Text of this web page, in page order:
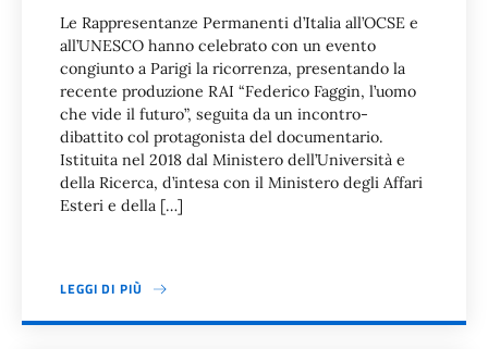
Le Rappresentanze Permanenti d’Italia all’OCSE e
all’UNESCO hanno celebrato con un evento
congiunto a Parigi la ricorrenza, presentando la
recente produzione RAI “Federico Faggin, l’uomo
che vide il futuro”, seguita da un incontro-
dibattito col protagonista del documentario.
Istituita nel 2018 dal Ministero dell’Università e
della Ricerca, d’intesa con il Ministero degli Affari
Esteri e della […]
LEGGI DI PIÙ